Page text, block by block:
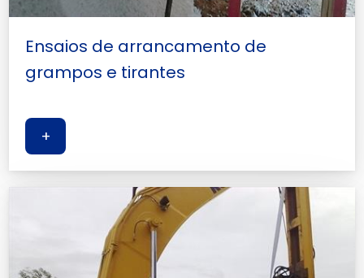
Ensaios de arrancamento de
grampos e tirantes
+